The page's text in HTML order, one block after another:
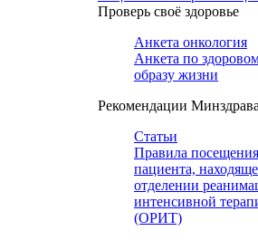
Проверь своё здоровье
Анкета онкология
Анкета по
образу жизни
Рекомендации Минздрава
Статьи
Правила посещения
пациента,
отделении
интенсивной
(ОРИТ)